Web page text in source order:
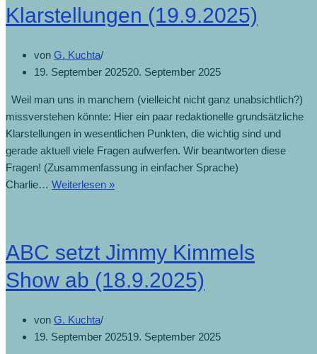
Klarstellungen (19.9.2025)
von G. Kuchta
19. September 202520. September 2025
Weil man uns in manchem (vielleicht nicht ganz unabsichtlich?)
missverstehen könnte: Hier ein paar redaktionelle grundsätzliche
Klarstellungen in wesentlichen Punkten, die wichtig sind und
gerade aktuell viele Fragen aufwerfen. Wir beantworten diese
Fragen! (Zusammenfassung in einfacher Sprache)
Charlie… Weiterlesen »
ABC setzt Jimmy Kimmels
Show ab (18.9.2025)
von G. Kuchta
19. September 202519. September 2025